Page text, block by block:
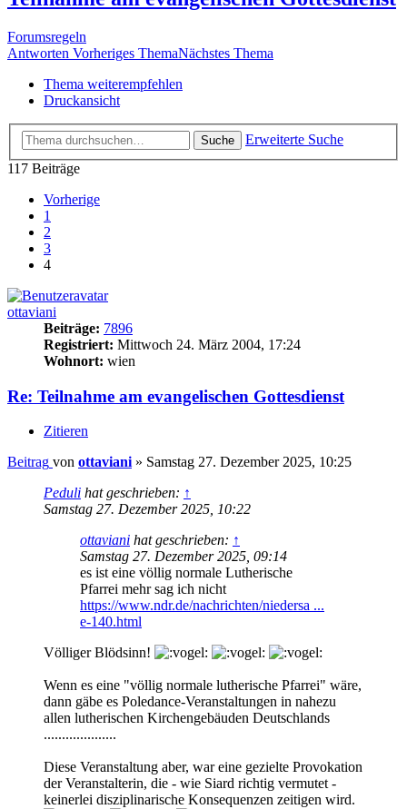
Forumsregeln
Antworten Vorheriges ThemaNächstes Thema
Thema weiterempfehlen
Druckansicht
Suche
Erweiterte Suche
117 Beiträge
Vorherige
1
2
3
4
ottaviani
Beiträge: 7896
Registriert: Mittwoch 24. März 2004, 17:24
Wohnort: wien
Re: Teilnahme am evangelischen Gottesdienst
Zitieren
Beitrag von ottaviani » Samstag 27. Dezember 2025, 10:25
Peduli hat geschrieben: ↑
Samstag 27. Dezember 2025, 10:22
ottaviani hat geschrieben: ↑
Samstag 27. Dezember 2025, 09:14
es ist eine völlig normale Lutherische
Pfarrei mehr sag ich nicht
https://www.ndr.de/nachrichten/niedersa ...
e-140.html
Völliger Blödsinn!
Wenn es eine "völlig normale lutherische Pfarrei" wäre,
dann gäbe es Poledance-Veranstaltungen in nahezu
allen lutherischen Kirchengebäuden Deutschlands
....................
Diese Veranstaltung aber, war eine gezielte Provokation
der Veranstalterin, die - wie Siard richtig vermutet -
keinerlei disziplinarische Konsequenzen zeitigen wird.